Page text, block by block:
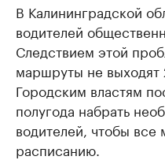
В Калининградской
водителей
Следствием этой
маршруты не выходят
Городским властям
полугода набрать
водителей, чтобы
расписанию.